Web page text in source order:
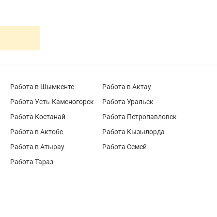
Работа в Шымкенте
Работа Усть-Каменогорск
Работа Костанай
Работа в Актобе
Работа в Атырау
Работа Тараз
Работа в Актау
Работа Уральск
Работа Петропавловск
Работа Кызылорда
Работа Семей